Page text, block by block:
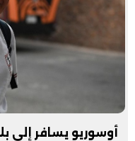
أوسوريو يسافر إلى